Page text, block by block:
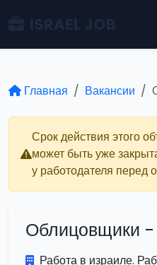
Главная Вакансии
Срок действия этого
может быть уже
у работодателя перед
Облицовщики -
Работа в израиле.